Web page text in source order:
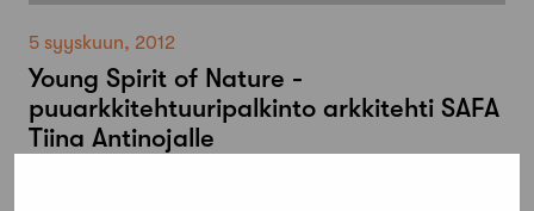
5 syyskuun, 2012
Young Spirit of Nature -
puuarkkitehtuuripalkinto arkkitehti SAFA
Tiina Antinojalle